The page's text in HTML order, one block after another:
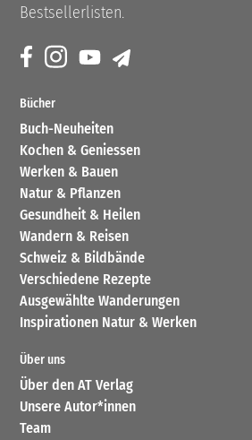
Bestsellerlisten.
Bücher
Buch-Neuheiten
Kochen & Geniessen
Werken & Bauen
Natur & Pflanzen
Gesundheit & Heilen
Wandern & Reisen
Schweiz & Bildbände
Verschiedene Rezepte
Ausgewählte Wanderungen
Inspirationen Natur & Werken
Über uns
Über den AT Verlag
Unsere Autor*innen
Team